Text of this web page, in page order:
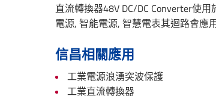
直流轉換器48V DC/DC Converter使
電源, 智能電源, 智慧電表其迴路會應
信昌相關應用
工業電源浪湧突波保護
工業直流轉換器